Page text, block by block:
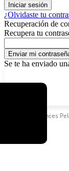
¿Olvidaste tu
Recuperación de
Recupera tu
Se te ha enviado
Frances